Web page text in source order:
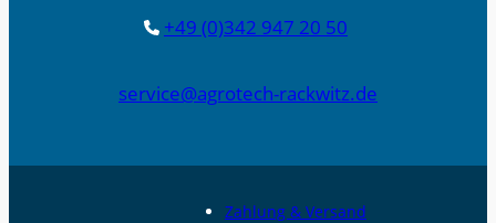
+49 (0)342 947 20 50
service@agrotech-rackwitz.de
Zahlung & Versand